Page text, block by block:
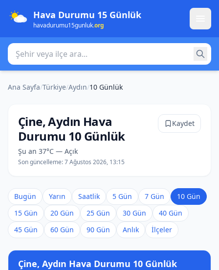
Hava Durumu 15 Günlük
havadurumu15gunluk.org
Şehir veya ilçe ara
Ana Sayfa/Türkiye/Aydın/10 Günlük
Çine, Aydın Hava
Durumu 10 Günlük
Şu an 37°C — Açık
Son güncelleme:7 Ağustos 2026, 13:15
Kaydet
Bugün Yarın Saatlik 5 Gün 7 Gün
10 Gün
15 Gün
20 Gün 25 Gün 30 Gün
40 Gün
45 Gün
60 Gün 90 Gün Anlık İlçeler
Çine, Aydın Hava Durumu 10 Günlük